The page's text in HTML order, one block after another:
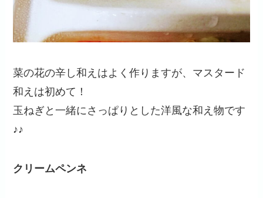
菜の花の辛し和えはよく作りますが、マスタード
和えは初めて！
玉ねぎと一緒にさっぱりとした洋風な和え物です
♪♪
クリームペンネ